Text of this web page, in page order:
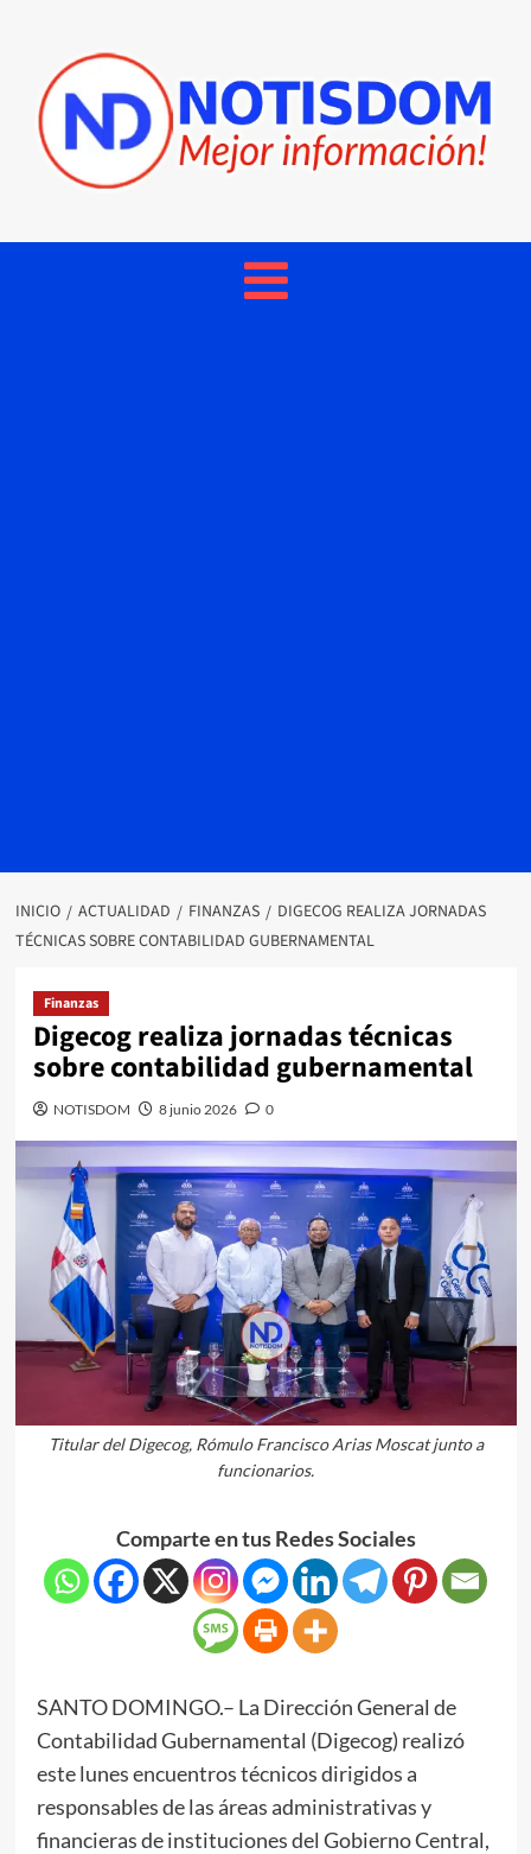
INICIO ACTUALIDAD FINANZAS
DIGECOG REALIZA JORNADAS
TÉCNICAS SOBRE CONTABILIDAD GUBERNAMENTAL
Finanzas
Digecog realiza jornadas técnicas
sobre contabilidad gubernamental
NOTISDOM 8 junio 2026 0
Titular del Digecog, Rómulo Francisco Arias Moscat junto a
funcionarios.
Comparte en tus Redes Sociales
SANTO DOMINGO.– La Dirección General de
Contabilidad Gubernamental (Digecog) realizó
este lunes encuentros técnicos dirigidos a
responsables de las áreas administrativas y
financieras de instituciones del Gobierno Central,